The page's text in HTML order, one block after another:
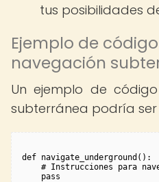
tus posibilidades
Ejemplo de
navegación
Un ejemplo de
subterránea podría ser
def navigate_underground():
# Instrucciones para
    pass